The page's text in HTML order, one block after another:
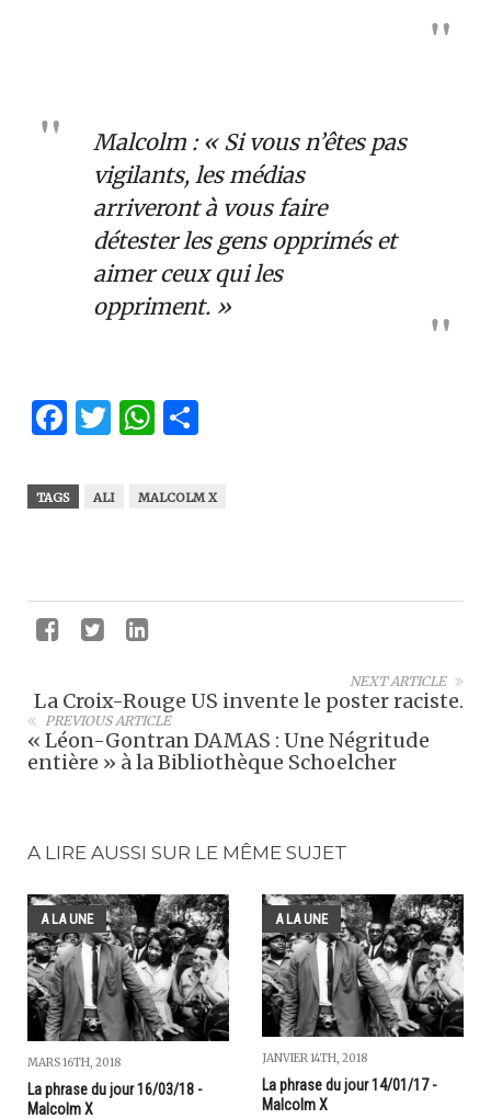
Malcolm : « Si vous n’êtes pas
vigilants, les médias
arriveront à vous faire
détester les gens opprimés et
aimer ceux qui les
oppriment. »
Facebook
Twitter
WhatsApp
TAGS ALI MALCOLM X
NEXT ARTICLE
La Croix-Rouge US invente le poster raciste.
PREVIOUS ARTICLE
« Léon-Gontran DAMAS : Une Négritude
entière » à la Bibliothèque Schoelcher
A LIRE AUSSI SUR LE MÊME SUJET
A LA UNE
MARS 16TH, 2018
La phrase du jour 16/03/18 -
Malcolm X
A LA UNE
JANVIER 14TH, 2018
La phrase du jour 14/01/17 -
Malcolm X